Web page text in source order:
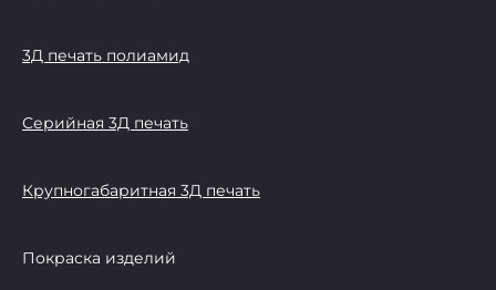
3Д печать полиамид
Серийная 3Д печать
Крупногабаритная 3Д печать
Покраска изделий